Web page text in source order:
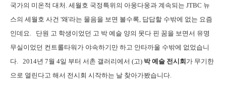
국가의 미온적 대처. 세월호 국정특위의 아웅다웅과 계속되는 JTBC 뉴
스의 세월호 사건 '왜'라는 물음을 보면 볼수록, 답답할 수밖에 없는 요즘
인데요. 단원 고 학생이었던 고 박 예슬 양의 못다 핀 꿈을 보면서 유명
무실이었던 컨트롤타워가 야속하기만 하고 안타까울 수밖에 없었습니
다. 2014년 7월 4일 부터 서촌 갤러리에서 (고) 박 예슬 전시회가 무기한
으로 열린다고 해서 전시회 시작하는 날 찾아가봤습니다.